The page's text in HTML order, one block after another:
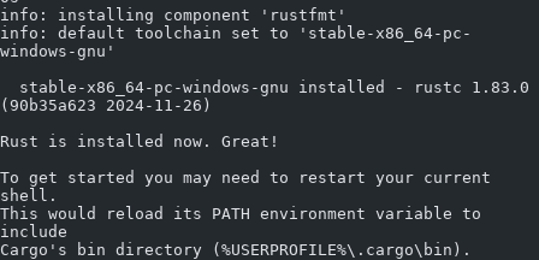
info: installing component 'rustfmt'
info: default toolchain set to 'stable-x86_64-pc-
windows-gnu'
(90b35a623 2024-11-26)
Rust is installed now. Great!
To get started you may need to restart your current
shell.
This would reload its PATH environment variable to
include
Cargo's bin directory (%USERPROFILE%\.cargo\bin).